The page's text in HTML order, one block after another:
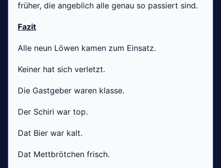
früher, die angeblich alle genau so passiert sind.
Fazit
Alle neun Löwen kamen zum Einsatz.
Keiner hat sich verletzt.
Die Gastgeber waren klasse.
Der Schiri war top.
Dat Bier war kalt.
Dat Mettbrötchen frisch.